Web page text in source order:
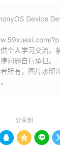
Device
个人学习交流，
问题自行承担。
所有，图片水印
分享到
  